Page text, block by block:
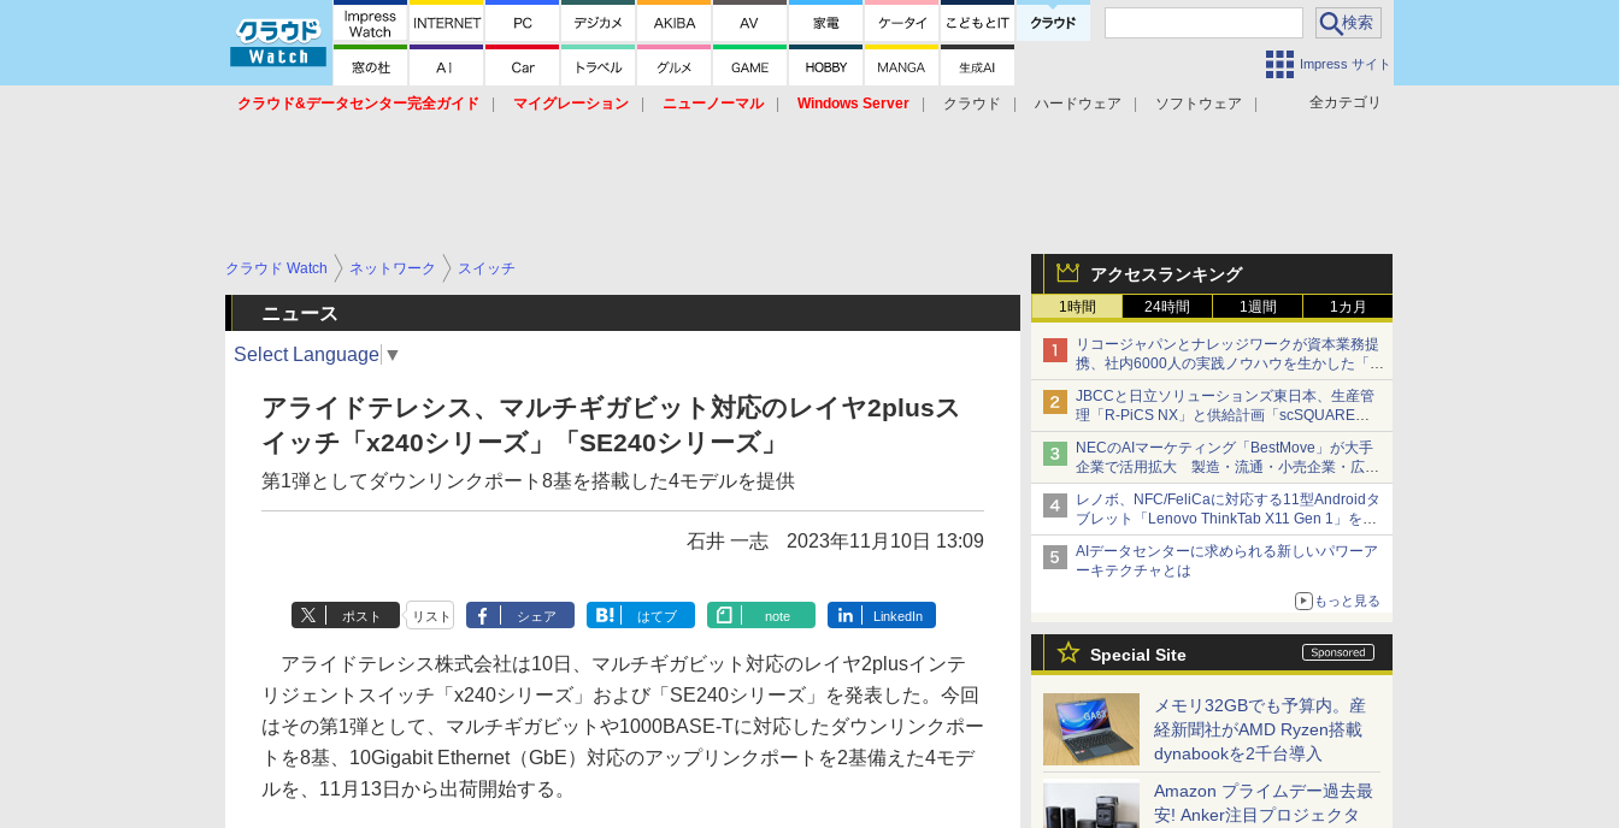
Impress サイト
全カテゴリ
クラウド&データセンター完全ガイド マイグレーション ニューノーマル Windows Server クラウド ハードウェア
ソフトウェア
アクセスランキング
1時間 24時間 1週間 1カ月
リコージャパンとナレッジワークが資本業務提
携、社内6000人の実践ノウハウを生かした「AI
商談記録 for RICOH」を展開へ
JBCCと日立ソリューションズ東日本、生産管
理「R-PiCS NX」と供給計画「scSQUARE
ISP」の連携サービスを提供開始
NECのAIマーケティング「BestMove」が大手
企業で活用拡大 製造・流通・小売企業・広告
代理店などが実装フェーズへ
レノボ、NFC/FeliCaに対応する11型Androidタ
ブレット「Lenovo ThinkTab X11 Gen 1」を発
売
AIデータセンターに求められる新しいパワーア
ーキテクチャとは
もっと見る
Special Site
メモリ32GBでも予算内。産
経新聞社がAMD Ryzen搭載
dynabookを2千台導入
Amazon プライムデー過去最
安! Anker注目プロジェクタ
クラウド Watch ネットワーク スイッチ
ニュース
Select Language ▼
アライドテレシス、マルチギガビット対応のレイヤ2plusス
イッチ「x240シリーズ」「SE240シリーズ」
第1弾としてダウンリンクポート8基を搭載した4モデルを提供
石井 一志 2023年11月10日 13:09
ポスト リスト シェア はてブ note LinkedIn
アライドテレシス株式会社は10日、マルチギガビット対応のレイヤ2plusインテ
リジェントスイッチ「x240シリーズ」および「SE240シリーズ」を発表した。今回
はその第1弾として、マルチギガビットや1000BASE-Tに対応したダウンリンクポー
トを8基、10Gigabit Ethernet（GbE）対応のアップリンクポートを2基備えた4モデ
ルを、11月13日から出荷開始する。